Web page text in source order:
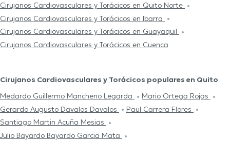
Cirujanos Cardiovasculares y Torácicos en Quito Norte
Cirujanos Cardiovasculares y Torácicos en Ibarra
Cirujanos Cardiovasculares y Torácicos en Guayaquil
Cirujanos Cardiovasculares y Torácicos en Cuenca
Cirujanos Cardiovasculares y Torácicos populares en Quito
Medardo Guillermo Mancheno Legarda
Mario Ortega Rojas
Gerardo Augusto Davalos Davalos
Paul Carrera Flores
Santiago Martin Acuña Mesias
Julio Bayardo Bayardo Garcia Mata